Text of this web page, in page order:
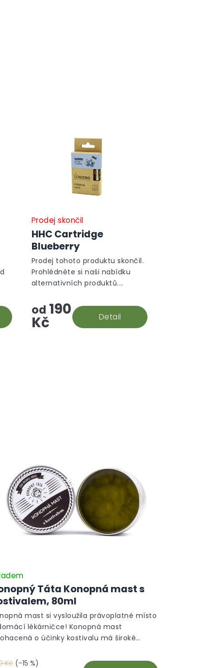
HHC Cartridge
Blueberry
Prodej skončil
od 190
Kč Detail
Prodej tohoto produktu skončil.
Prohlédněte si naši nabídku
alternativních produktů.
Táta Konopná mast s
80ml
Kč (-15 %)
mast si vysloužila právoplatné místo
lékárničce! Konopná mast
o účinky kostivalu má široké
v postižené oblasti kůže. Jediná